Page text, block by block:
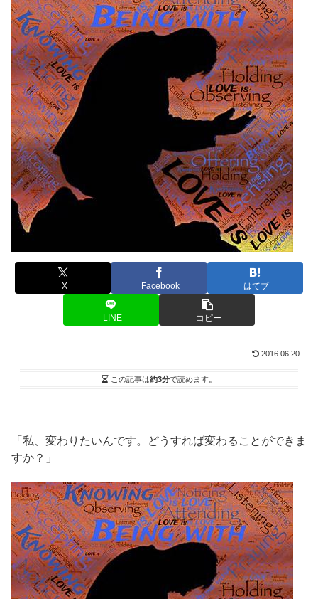
X Facebook はてブ
LINE コピー
2016.06.20
この記事は約3分で読めます。
「私、変わりたいんです。どうすれば変わることができま
すか？」